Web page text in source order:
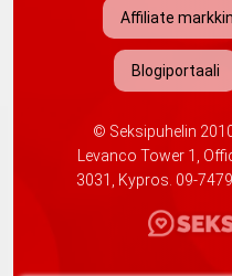
Affiliate
Blogiportaali
© Seksipuhelin
Levanco Tower 1,
3031, Kypros. 09-